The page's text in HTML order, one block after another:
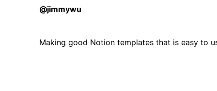
@jimmywu
Making good Notion templates that is easy to